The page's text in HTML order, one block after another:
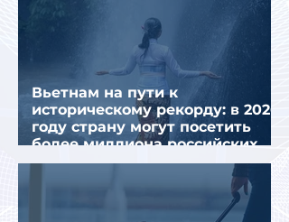
Вьетнам на пути к
историческому рекорду: в 2026
году страну могут посетить
более миллиона российских
туристов